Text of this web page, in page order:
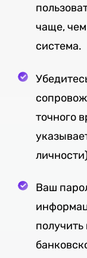
чаще, чем
система.
точного
Ваш